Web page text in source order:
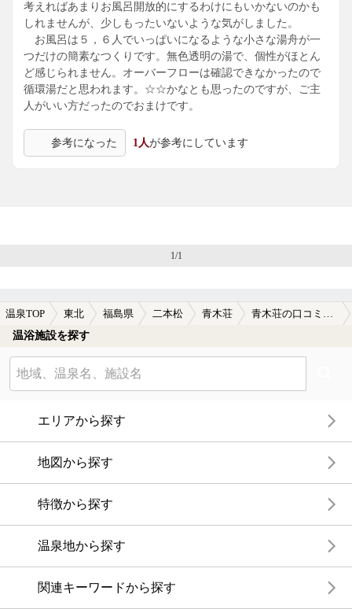
考えればあまりお風呂開放的にするわけにもいかないのかも
しれませんが、少しもったいないような気がしました。
お風呂は５，６人でいっぱいになるような小さな湯舟が一
つだけの簡素なつくりです。無色透明の湯で、個性がほとん
ど感じられません。オーバーフローは確認できなかったので
循環湯だと思われます。☆☆かなとも思ったのですが、ご主
人がいい方だったのでおまけです。
参考になった 1人が参考にしています
1/1
温泉TOP 東北 福島県 二本松 青木荘
温浴施設を探す
エリアから探す
地図から探す
特徴から探す
温泉地から探す
関連キーワードから探す